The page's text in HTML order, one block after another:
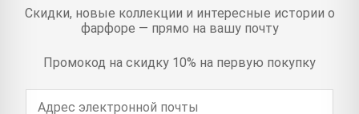
Скидки, новые коллекции и интересные истории о
фарфоре — прямо на вашу почту
Промокод на скидку 10% на первую покупку